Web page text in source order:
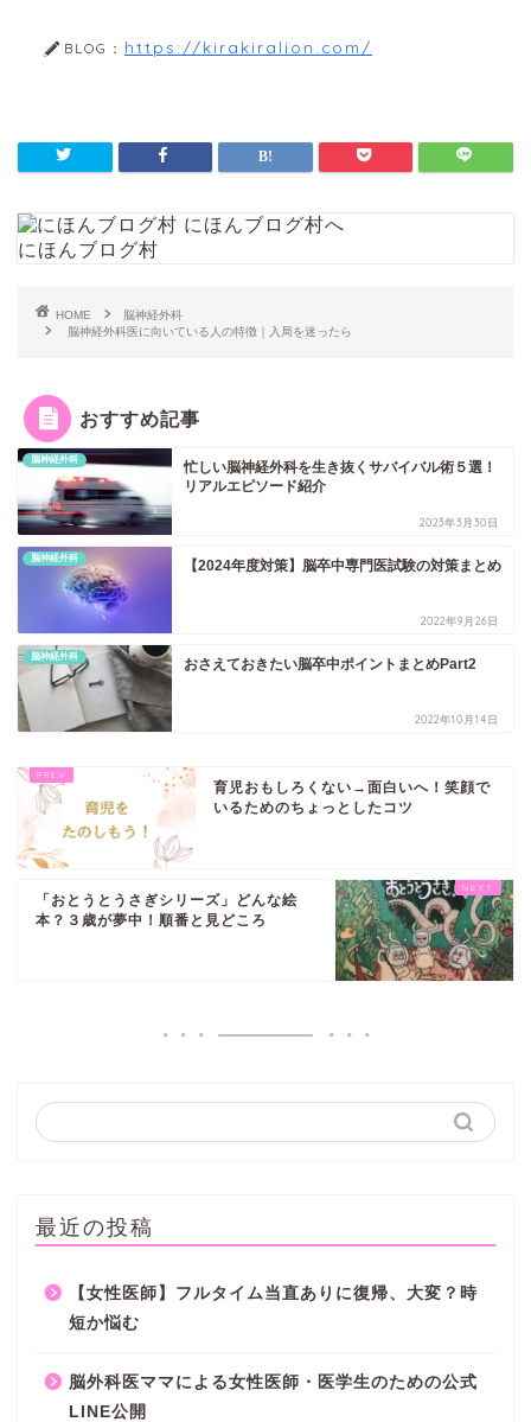
BLOG： https://kirakiralion.com/
にほんブログ村
HOME
脳神経外科
脳神経外科医に向いている人の特徴｜入局を迷ったら
おすすめ記事
脳神経外科
忙しい脳神経外科を生き抜くサバイバル術５選！
リアルエピソード紹介
2023年3月30日
脳神経外科 【2024年度対策】脳卒中専門医試験の対策まとめ
2022年9月26日
脳神経外科 おさえておきたい脳卒中ポイントまとめPart2
2022年10月14日
育児おもしろくない→面白いへ！笑顔で
いるためのちょっとしたコツ
「おとうとうさぎシリーズ」どんな絵
本？３歳が夢中！順番と見どころ
最近の投稿
【女性医師】フルタイム当直ありに復帰、大変？時
短か悩む
脳外科医ママによる女性医師・医学生のための公式
LINE公開